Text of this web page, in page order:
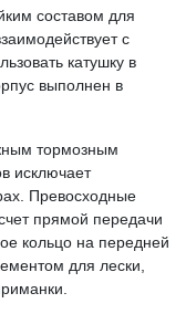
составом для
с
катушку в
выполнен в
тормозным
исключает
Превосходные
прямой передачи
кольцо на передней
для лески,